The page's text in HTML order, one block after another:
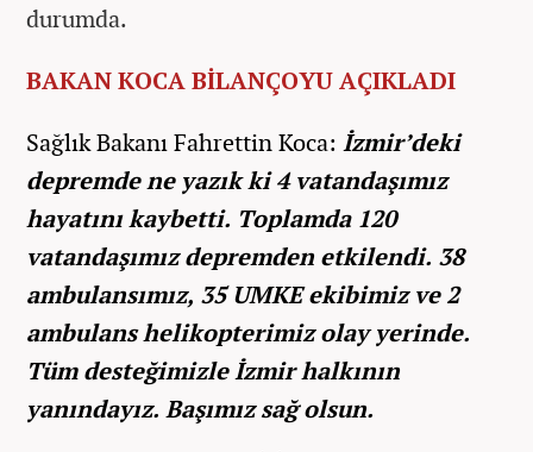
durumda.
BAKAN KOCA BİLANÇOYU AÇIKLADI
Sağlık Bakanı Fahrettin Koca: İzmir’deki
depremde ne yazık ki 4 vatandaşımız
hayatını kaybetti. Toplamda 120
vatandaşımız depremden etkilendi. 38
ambulansımız, 35 UMKE ekibimiz ve 2
ambulans helikopterimiz olay yerinde.
Tüm desteğimizle İzmir halkının
yanındayız. Başımız sağ olsun.